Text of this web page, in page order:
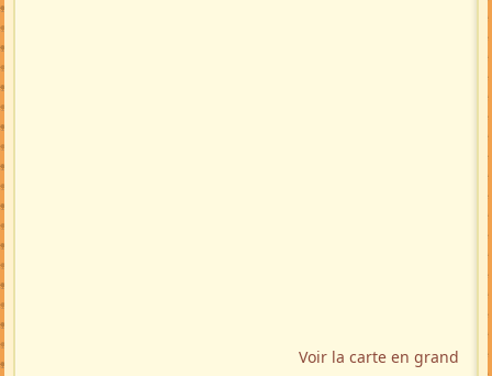
Voir la carte en grand